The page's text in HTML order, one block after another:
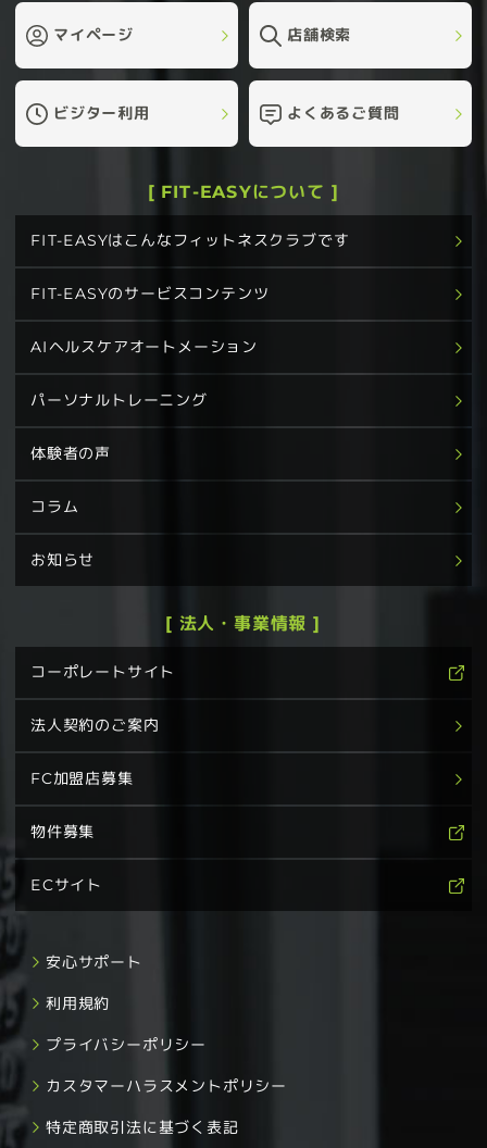
マイページ 店舗検索
ビジター利用 よくあるご質問
[ FIT-EASYについて ]
FIT-EASYはこんなフィットネスクラブです
FIT-EASYのサービスコンテンツ
AIヘルスケアオートメーション
パーソナルトレーニング
体験者の声
コラム
お知らせ
[ 法人・事業情報 ]
コーポレートサイト
法人契約のご案内
FC加盟店募集
物件募集
ECサイト
安心サポート
利用規約
プライバシーポリシー
カスタマーハラスメントポリシー
特定商取引法に基づく表記